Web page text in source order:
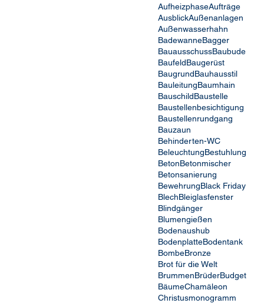
AufheizphaseAufträge
AusblickAußenanlagen
Außenwasserhahn
BadewanneBagger
BauausschussBaubude
BaufeldBaugerüst
BaugrundBauhausstil
BauleitungBaumhain
BauschildBaustelle
Baustellenbesichtigung
Baustellenrundgang
Bauzaun
Behinderten-WC
BeleuchtungBestuhlung
BetonBetonmischer
Betonsanierung
BewehrungBlack Friday
BlechBleiglasfenster
Blindgänger
Blumengießen
Bodenaushub
BodenplatteBodentank
BombeBronze
Brot für die Welt
BrummenBrüderBudget
BäumeChamäleon
Christusmonogramm